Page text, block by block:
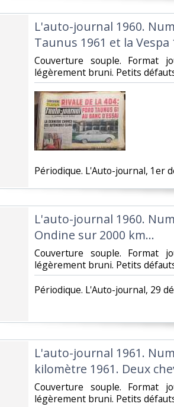
‎L'auto-journal 1960.
Taunus 1961 et la
‎Couverture souple. Format
légèrement bruni. Petits
‎Périodique. L'Auto-journal, 1er
‎L'auto-journal 1960.
Ondine sur 2000 km…‎
‎Couverture souple. Format
légèrement bruni. Petits
‎Périodique. L'Auto-journal, 29
‎L'auto-journal 1961.
kilomètre 1961. Deux
‎Couverture souple. Format
légèrement bruni. Petits